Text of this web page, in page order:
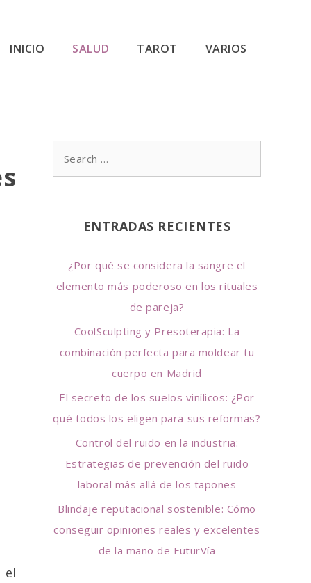
INICIO SALUD TAROT VARIOS
el
ENTRADAS RECIENTES
¿Por qué se considera la sangre el
elemento más poderoso en los rituales
de pareja?
CoolSculpting y Presoterapia: La
combinación perfecta para moldear tu
cuerpo en Madrid
El secreto de los suelos vinílicos: ¿Por
qué todos los eligen para sus reformas?
Control del ruido en la industria:
Estrategias de prevención del ruido
laboral más allá de los tapones
Blindaje reputacional sostenible: Cómo
conseguir opiniones reales y excelentes
de la mano de FuturVía